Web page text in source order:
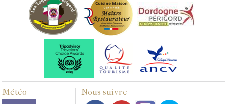
Météo Nous suivre